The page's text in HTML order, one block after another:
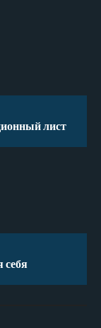
лист
себя